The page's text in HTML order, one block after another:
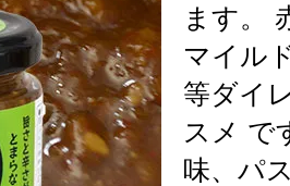
ます。
マイル
等ダイ
スメ で
味、パ